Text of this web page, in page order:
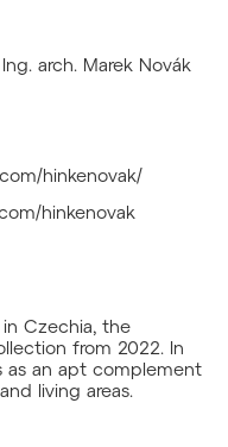
arch. Marek Novák
hinkenovak/
hinkenovak
Czechia, the
from 2022. In
as an apt complement
living areas.